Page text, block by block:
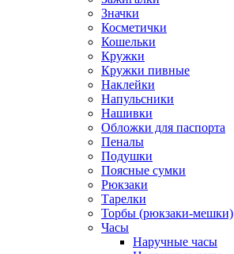
Значки
Косметички
Кошельки
Кружки
Кружки пивные
Наклейки
Напульсники
Нашивки
Обложки для паспорта
Пеналы
Подушки
Поясные сумки
Рюкзаки
Тарелки
Торбы (рюкзаки-мешки)
Часы
Наручные часы